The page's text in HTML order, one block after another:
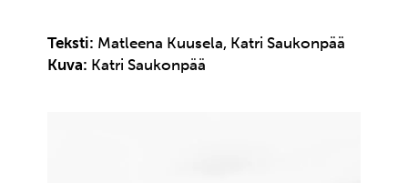
Teksti: Matleena Kuusela, Katri Saukonpää
Kuva: Katri Saukonpää